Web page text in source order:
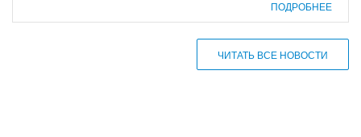
ПОДРОБНЕЕ
ЧИТАТЬ ВСЕ НОВОСТИ